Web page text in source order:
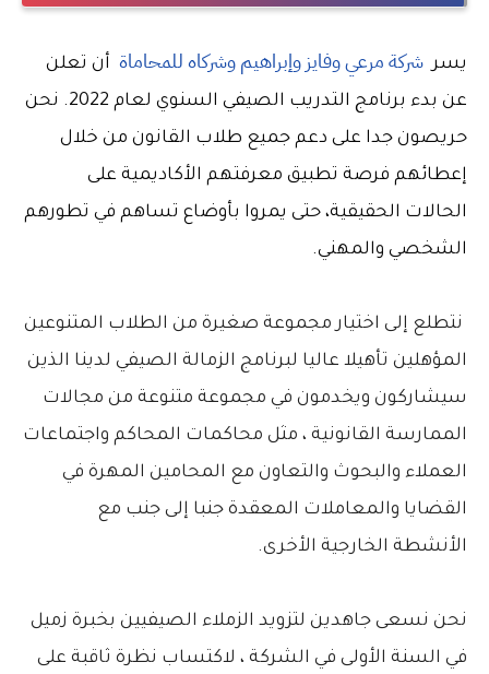
يسر شركة مرعي وفايز وإبراهيم وشركاه للمحاماة
الشخصي والمهني.
نتطلع إلى اختيار مجموعة صغيرة من الطلاب المتنوعين
المؤهلين تأهيلا عاليا لبرنامج الزمالة الصيفي لدينا الذين
سيشاركون ويخدمون في مجموعة متنوعة من مجالات
الممارسة القانونية ، مثل محاكمات المحاكم واجتماعات
العملاء والبحوث والتعاون مع المحامين المهرة في
القضايا والمعاملات المعقدة جنبا إلى جنب مع
الأنشطة الخارجية الأخرى.
نحن نسعى جاهدين لتزويد الزملاء الصيفيين بخبرة زميل
في السنة الأولى في الشركة ، لاكتساب نظرة ثاقبة على